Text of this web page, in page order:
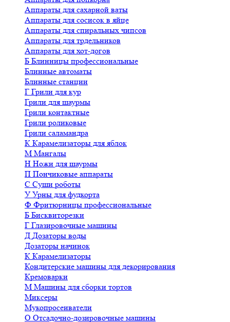
Аппараты для сахарной ваты
Аппараты для сосисок в яйце
Аппараты для спиральных чипсов
Аппараты для трдельников
Аппараты для хот-догов
Б Блинницы профессиональные
Блинные автоматы
Блинные станции
Г Грили для кур
Грили для шаурмы
Грили контактные
Грили роликовые
Грили саламандра
К Карамелизаторы для яблок
М Мангалы
Н Ножи для шаурмы
П Пончиковые аппараты
С Суши роботы
У Урны для фудкорта
Ф Фритюрницы профессиональные
Б Бисквиторезки
Г Глазировочные машины
Д Дозаторы воды
Дозаторы начинок
К Карамелизаторы
Кондитерские машины для декорирования
Кремоварки
М Машины для сборки тортов
Миксеры
Мукопросеиватели
О Отсадочно-дозировочные машины